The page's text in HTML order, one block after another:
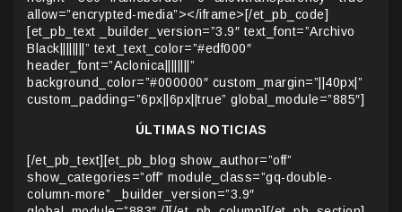
allow=”encrypted-media”></iframe>[/et_pb_code]
[et_pb_text _builder_version=”3.9″ text_font=”Archivo
Black||||||||” text_text_color=”#edf000″
header_font=”Aclonica||||||||”
background_color=”#000000″ custom_margin=”||40px|”
custom_padding=”6px||6px||true” global_module=”885″]
ÚLTIMAS NOTICIAS
[/et_pb_text][et_pb_blog show_author=”off”
show_categories=”off” module_class=”gq-double-
column-more” _builder_version=”3.9″